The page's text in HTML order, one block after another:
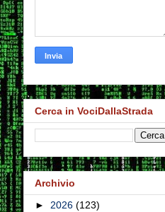
Cerca in VociDallaStrada
Archivio
► 2026 (123)